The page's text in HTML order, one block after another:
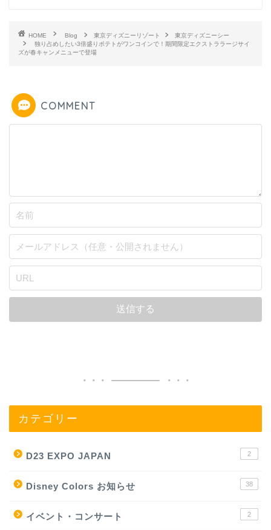
HOME Blog 東京ディズニーリゾート
東京ディズニーシー
独り占めしたい3倍盛りポテトがワンコインで！期間限定エクストララージサイ
ズが春キャンメニューで登場
COMMENT
カテゴリー
D23 EXPO JAPAN 2
Disney Colors お知らせ 38
イベント・コンサート 2